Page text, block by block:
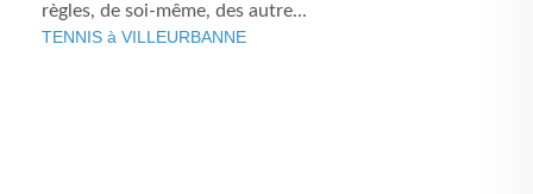
règles, de soi-même, des autre...
TENNIS à VILLEURBANNE